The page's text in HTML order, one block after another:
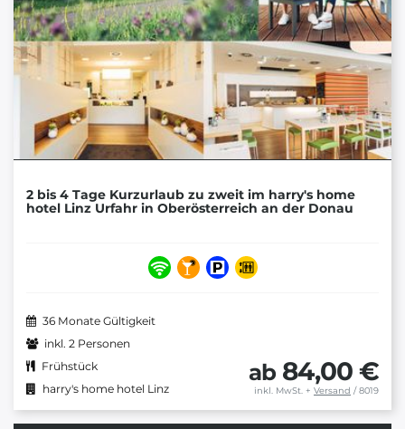
2 bis 4 Tage Kurzurlaub zu zweit im harry's home
hotel Linz Urfahr in Oberösterreich an der Donau
36 Monate Gültigkeit
inkl. 2 Personen
Frühstück
harry's home hotel Linz
ab 84,00 €
inkl. MwSt. + Versand / 8019